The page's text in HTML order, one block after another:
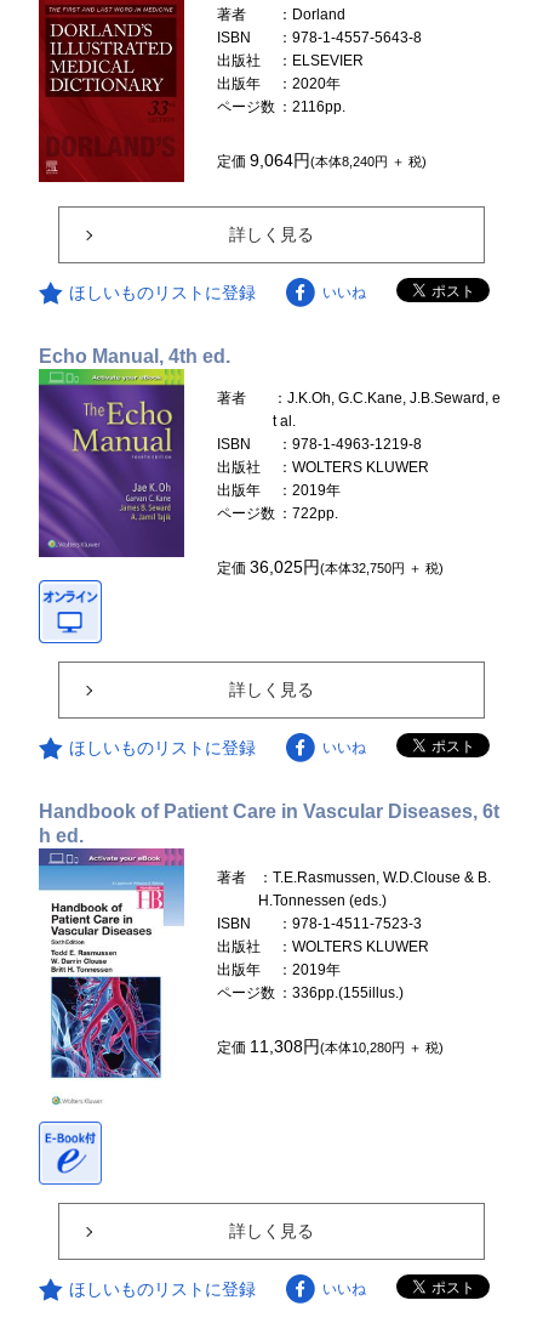
著者
：Dorland
ISBN
：978-1-4557-5643-8
出版社
：ELSEVIER
出版年
：2020年
ページ数 ：2116pp.
定価9,064円(本体8,240円 ＋ 税)
詳しく見る
ほしいものリストに登録 いいね
Echo Manual, 4th ed.
著者
：J.K.Oh, G.C.Kane, J.B.Seward, e
t al.
ISBN
：978-1-4963-1219-8
出版社
：WOLTERS KLUWER
出版年
：2019年
ページ数 ：722pp.
定価36,025円(本体32,750円 ＋ 税)
詳しく見る
ほしいものリストに登録 いいね
Handbook of Patient Care in Vascular Diseases, 6t
h ed.
著者
：T.E.Rasmussen, W.D.Clouse & B.
H.Tonnessen (eds.)
ISBN
：978-1-4511-7523-3
出版社
：WOLTERS KLUWER
出版年
：2019年
ページ数 ：336pp.(155illus.)
定価 11,308円(本体10,280円 ＋ 税)
詳しく見る
ほしいものリストに登録 いいね